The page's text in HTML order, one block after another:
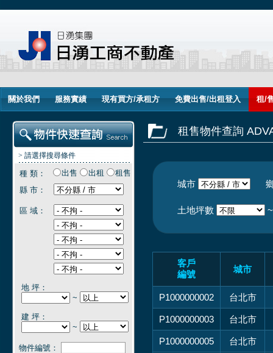
關於我們 服務實績 現有買方/承租方 免費出售/出租登入 租/
> 請選擇搜尋條件
種 類： 出售 出租
租售
縣 市：
區 域：
地 坪：
~
建 坪：
~
物件編號：
租售物件查詢
城市
土地坪數
客戶
編號
城市
P1000000002 台北市
P1000000003 台北市
P1000000005 台北市